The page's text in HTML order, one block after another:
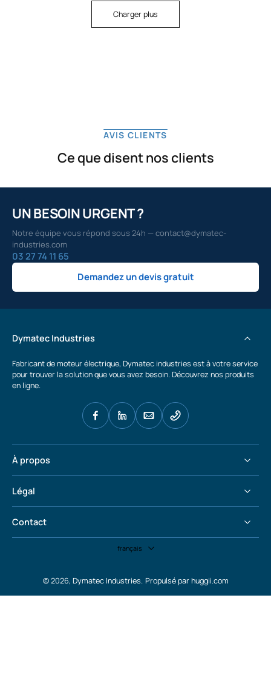
Charger plus
AVIS CLIENTS
Ce que disent nos clients
UN BESOIN URGENT ?
Notre équipe vous répond sous 24h — contact@dymatec-
industries.com
03 27 74 11 65
Demandez un devis gratuit
Dymatec Industries
Fabricant de moteur électrique, Dymatec industries est à votre service
pour trouver la solution que vous avez besoin. Découvrez nos produits
en ligne.
À propos
Légal
Contact
français
© 2026, Dymatec Industries. Propulsé par huggii.com